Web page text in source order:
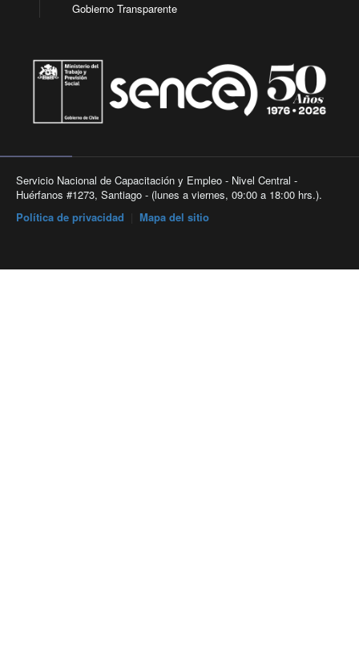
Gobierno Transparente
Servicio Nacional de Capacitación y Empleo - Nivel Central -
Huérfanos #1273, Santiago - (lunes a viernes, 09:00 a 18:00 hrs.).
Política de privacidad
Mapa del sitio